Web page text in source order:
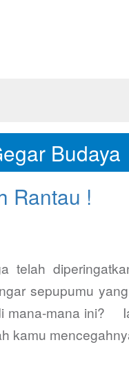
Budaya
Rantau !
telah
sepupumu
mana-mana ini?
kamu